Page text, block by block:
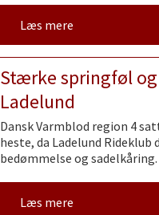
Læs mere
Stærke springføl
Ladelund
Dansk Varmblod region 4
heste, da Ladelund
bedømmelse og
Læs mere